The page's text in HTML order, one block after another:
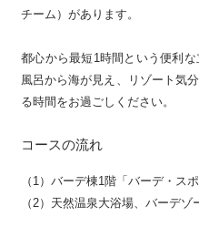
チーム）があります。
都心から最短1時間という便利
風呂から海が見え、リゾート気
る時間をお過ごしください。
コースの流れ
（1）バーデ棟1階「バーデ・ス
（2）天然温泉大浴場、バーデゾ